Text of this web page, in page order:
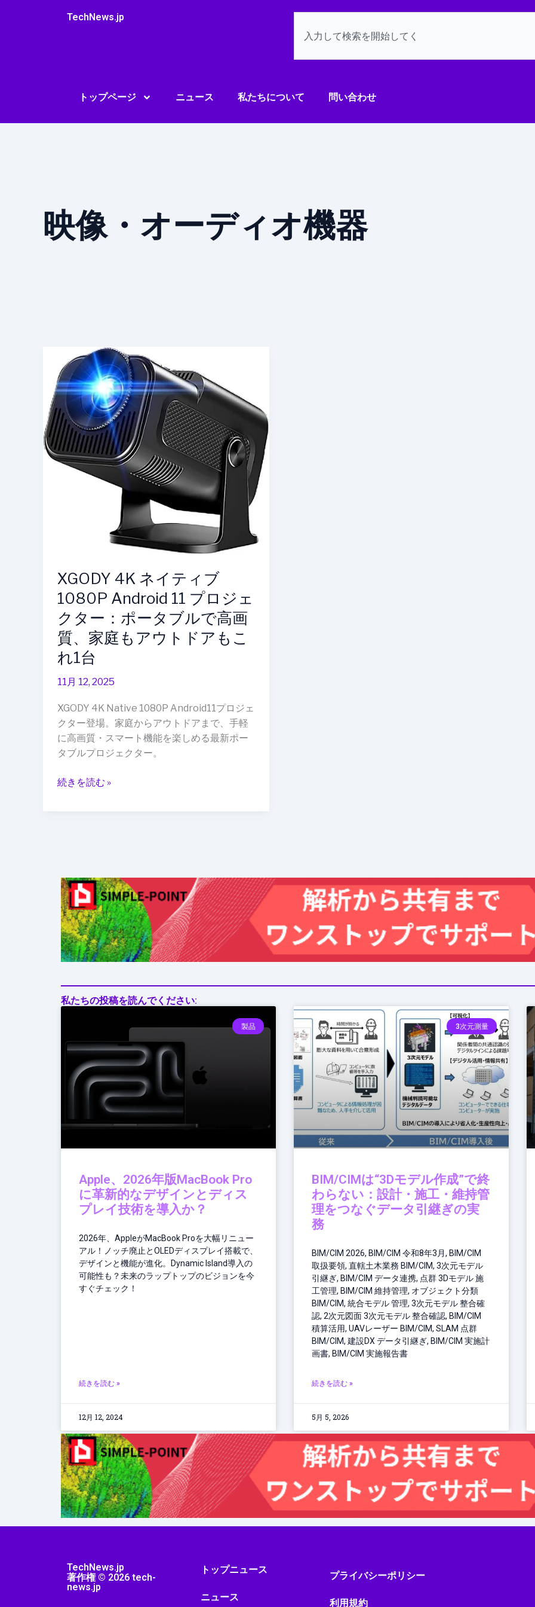
TechNews.jp
トップページ ニュース 私たちについて 問い合わせ
映像・オーディオ機器
XGODY 4K ネイティブ
1080P Android 11 プロジェ
クター：ポータブルで高画
質、家庭もアウトドアもこ
れ1台
11月 12, 2025
XGODY 4K Native 1080P Android11プロジェ
クター登場。家庭からアウトドアまで、手軽
に高画質・スマート機能を楽しめる最新ポー
タブルプロジェクター。
XGODY
4K
ネ
イ
テ
ィ
ブ
1080P
Android
タ
ー：
ポ
ー
タ
ブ
ル
で
画
質、
家
庭
ア
こ
れ
1
台
続きを読む »
私たちの投稿を読んでください:
製品
Apple、2026年版MacBook Pro
に革新的なデザインとディス
プレイ技術を導入か？
2026年、AppleがMacBook Proを大幅リニュー
アル！ノッチ廃止とOLEDディスプレイ搭載で、
デザインと機能が進化。Dynamic Island導入の
可能性も？未来のラップトップのビジョンを今
すぐチェック！
続きを読む »
12月 12, 2024
3次元測量
BIM/CIMは“3Dモデル作成”で終
わらない：設計・施工・維持管
理をつなぐデータ引継ぎの実
務
BIM/CIM 2026, BIM/CIM 令和8年3月, BIM/CIM
取扱要領, 直轄土木業務 BIM/CIM, 3次元モデル
引継ぎ, BIM/CIM データ連携, 点群 3Dモデル 施
工管理, BIM/CIM 維持管理, オブジェクト分類
BIM/CIM, 統合モデル 管理, 3次元モデル 整合確
認, 2次元図面 3次元モデル 整合確認, BIM/CIM
積算活用, UAVレーザー BIM/CIM, SLAM 点群
BIM/CIM, 建設DX データ引継ぎ, BIM/CIM 実施計
画書, BIM/CIM 実施報告書
続きを読む »
5月 5, 2026
TechNews.jp
著作権 © 2026 tech-
news.jp
トップニュース
ニュース
プライバシーポリシー
利用規約